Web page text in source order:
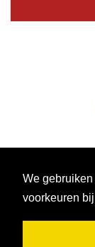
We
voorkeuren